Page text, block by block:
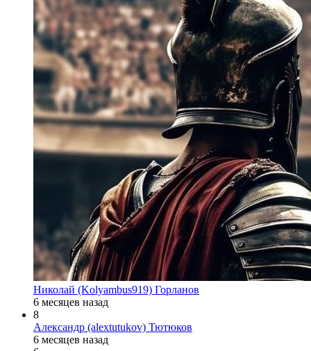
Николай (Kolyambus919) Горланов
6 месяцев назад
8
Александр (alextutukov) Тютюков
6 месяцев назад